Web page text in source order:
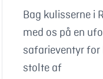
Bag kulisserne i
med os på en
safarieventyr for
stolte af